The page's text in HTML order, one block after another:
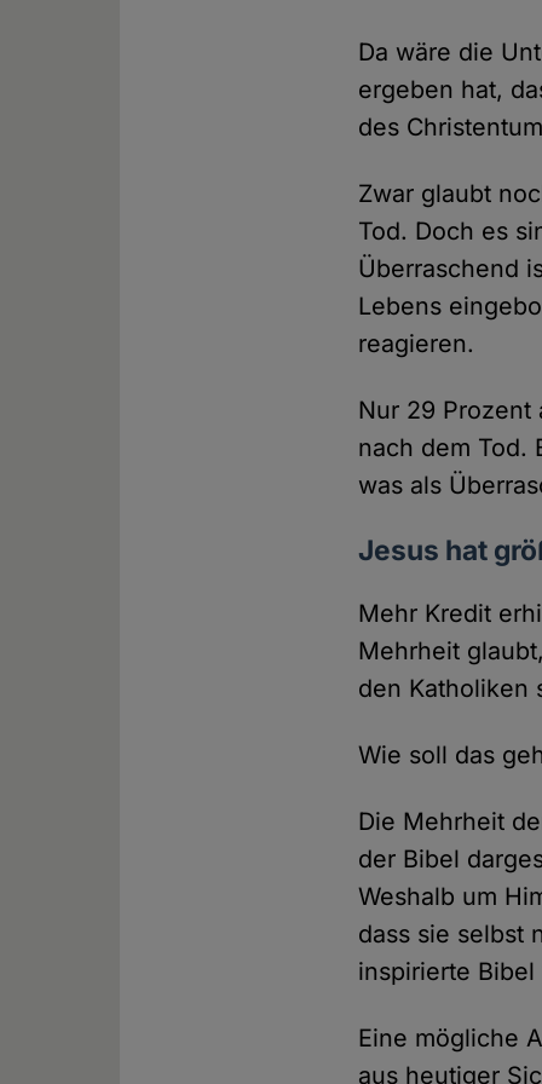
Da wäre die
ergeben hat,
des
Zwar glaubt
Tod. Doch es
Überraschend
Lebens
reagieren.
Nur 29 Prozent
nach dem Tod.
was als
Jesus hat
Mehr Kredit
Mehrheit
den Katholiken
Wie soll das
Die Mehrheit
der Bibel
Weshalb um
dass sie selbst
inspirierte Bibel
Eine mögliche
aus heutiger